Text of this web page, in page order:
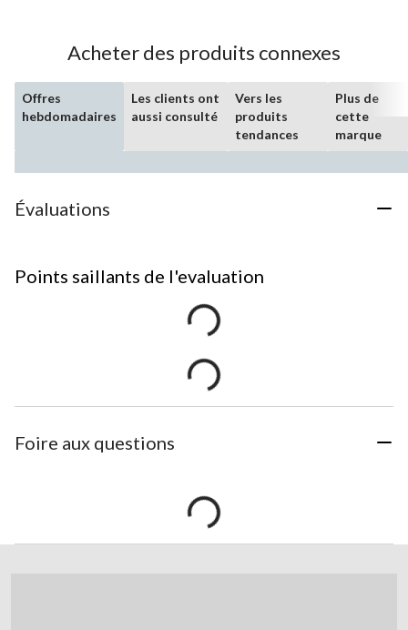
Acheter des produits connexes
Offres
hebdomadaires
Les clients ont
aussi consulté
Vers les
produits
tendances
Plus de
cette
marque
Évaluations
Points saillants de l'evaluation
Foire aux questions